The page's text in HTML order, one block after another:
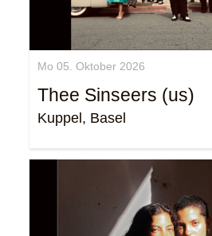
Mo 05. Oktober 2026
Thee Sinseers (us)
Kuppel, Basel